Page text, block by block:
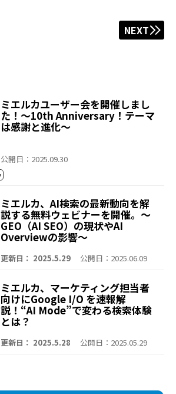
NEXT
ミエルカユーザー会を開催しまし
た！～10th Anniversary！テーマ
は感謝と進化～
公開日：2025.09.30
ミエルカ、AI検索の最新動向を解
説する無料ウェビナーを開催。～
GEO（AI SEO）の現状やAI
Overviewの影響～
更新日： 2025.5.29 公開日：2025.06.09
ミエルカ、マーケティング担当者
向けにGoogle I/O を速報解
説！“AI Mode”で変わる検索体験
とは？
更新日： 2025.5.28 公開日：2025.05.29